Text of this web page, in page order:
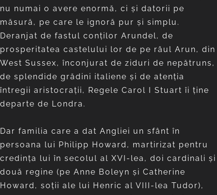
nu numai o avere enormă, ci și datorii pe
măsură, pe care le ignoră pur și simplu.
Deranjat de fastul conților Arundel, de
prosperitatea castelului lor de pe râul Arun, din
West Sussex, înconjurat de ziduri de nepătruns,
de splendide grădini italiene și de atenția
întregii aristocrații, Regele Carol I Stuart îi ține
departe de Londra.
Dar familia care a dat Angliei un sfânt în
persoana lui Philipp Howard, martirizat pentru
credința lui în secolul al XVI-lea, doi cardinali și
două regine (pe Anne Boleyn și Catherine
Howard, soții ale lui Henric al VIII-lea Tudor),